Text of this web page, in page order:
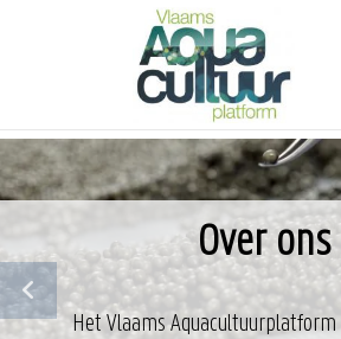
gaan
Over ons
Het Vlaams Aquacultuurplatform